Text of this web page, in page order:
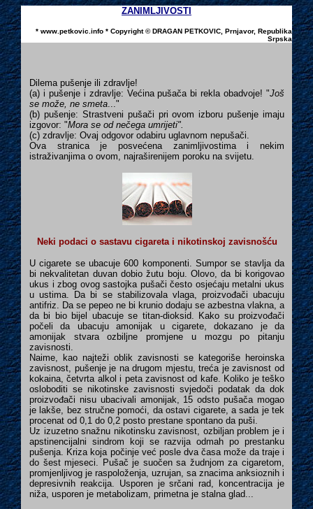
ZANIMLJIVOSTI
* www.petkovic.info * Copyright ©DRAGAN PETKOVIC , Prnjavor, Republika
Srpska
Dilema pušenje ili zdravlje!
(a) i pušenje i zdravlje: Većina pušača bi rekla obadvoje! "Još
se može, ne smeta..."
(b) pušenje: Strastveni pušači pri ovom izboru pušenje imaju
izgovor: "Mora se od nečega umrijeti".
(c) zdravlje: Ovaj odgovor odabiru uglavnom nepušači.
Ova stranica je posvećena zanimljivostima i nekim
istraživanjima o ovom, najraširenijem poroku na svijetu.
Neki podaci o sastavu cigareta i nikotinskoj zavisnošću
U cigarete se ubacuje 600 komponenti. Sumpor se stavlja da
bi nekvalitetan duvan dobio žutu boju. Olovo, da bi korigovao
ukus i zbog ovog sastojka pušači često osjećaju metalni ukus
u ustima. Da bi se stabilizovala vlaga, proizvođači ubacuju
antifriz. Da se pepeo ne bi krunio dodaju se azbestna vlakna, a
da bi bio bijel ubacuje se titan-dioksid. Kako su proizvođači
počeli da ubacuju amonijak u cigarete, dokazano je da
amonijak stvara ozbiljne promjene u mozgu po pitanju
zavisnosti.
Naime, kao najteži oblik zavisnosti se kategoriše heroinska
zavisnost, pušenje je na drugom mjestu, treća je zavisnost od
kokaina, četvrta alkol i peta zavisnost od kafe. Koliko je teško
osloboditi se nikotinske zavisnosti svjedoči podatak da dok
proizvođači nisu ubacivali amonijak, 15 odsto pušača mogao
je lakše, bez stručne pomoći, da ostavi cigarete, a sada je tek
procenat od 0,1 do 0,2 posto prestane spontano da puši.
Uz izuzetno snažnu nikotinsku zavisnost, ozbiljan problem je i
apstinencijalni sindrom koji se razvija odmah po prestanku
pušenja. Kriza koja počinje već posle dva časa može da traje i
do šest mjeseci. Pušač je suočen sa žudnjom za cigaretom,
promjenljivog je raspoloženja, uzrujan, sa znacima anksioznih i
depresivnih reakcija. Usporen je srčani rad, koncentracija je
niža, usporen je metabolizam, primetna je stalna glad...